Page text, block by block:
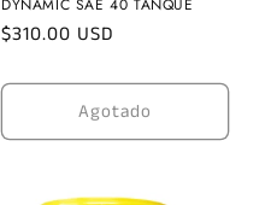
DYNAMIC SAE 40 TANQUE
Precio
$310.00 USD
Agotado